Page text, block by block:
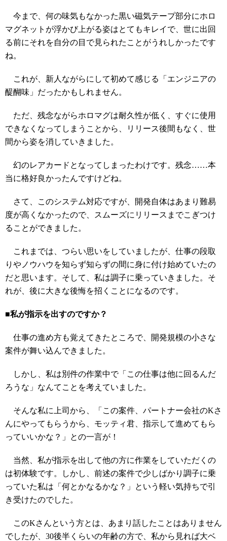
今まで、何の味気もなかった黒い磁気テープ部分にホロ
マグネットが浮かび上がる姿はとてもキレイで、世に出回
る前にそれを自分の目で見られたことがうれしかったです
ね。
これが、新人ながらにして初めて感じる「エンジニアの
醍醐味」だったかもしれません。
ただ、残念ながらホロマグは耐久性が低く、すぐに使用
できなくなってしまうことから、リリース後間もなく、世
間から姿を消していきました。
幻のレアカードとなってしまったわけです。残念……本
当に格好良かったんですけどね。
さて、このシステム対応ですが、開発自体はあまり難易
度が高くなかったので、スムーズにリリースまでこぎつけ
ることができました。
これまでは、つらい思いをしていましたが、仕事の段取
りやノウハウを知らず知らずの間に身に付け始めていたの
だと思います。そして、私は調子に乗っていきました。そ
れが、後に大きな後悔を招くことになるのです。
■私が指示を出すのですか？
仕事の進め方も覚えてきたところで、開発規模の小さな
案件が舞い込んできました。
しかし、私は別件の作業中で「この仕事は他に回るんだ
ろうな」なんてことを考えていました。
そんな私に上司から、「この案件、パートナー会社のKさ
んにやってもらうから、モッティ君、指示して進めてもら
っていいかな？」との一言が！
当然、私が指示を出して他の方に作業をしていただくの
は初体験です。しかし、前述の案件で少しばかり調子に乗
っていた私は「何とかなるかな？」という軽い気持ちで引
き受けたのでした。
このKさんという方とは、あまり話したことはありません
でしたが、30後半くらいの年齢の方で、私から見れば大ベ